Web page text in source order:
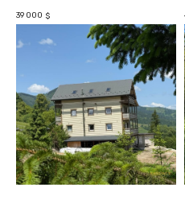
39 000 $